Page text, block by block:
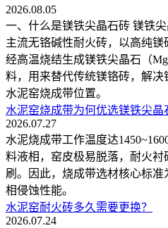
2026.08.05
一、什么是镁铁尖晶石砖 镁铁
主流无铬碱性耐火砖，以高纯镁
经高温烧结生成镁铁尖晶石（
料，用来替代传统镁铬砖，解
水泥窑烧成带位置。
水泥窑烧成带为何优选镁铁尖晶
2026.07.27
水泥烧成带工作温度达
料液相，窑皮极易脱落，耐火
刷。因此，烧成带选材核心标
相侵蚀性能。
水泥窑耐火砖多久需要更换？
2026.07.24